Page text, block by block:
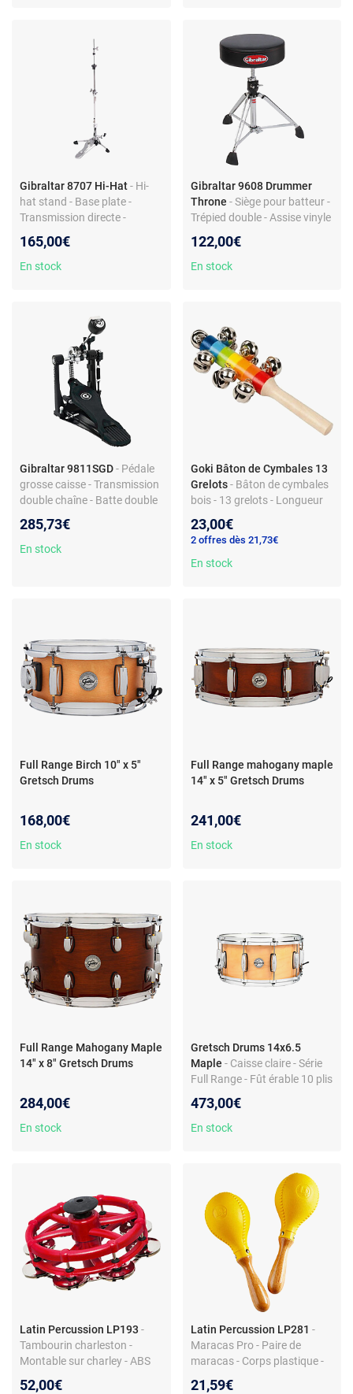
Gibraltar 8707 Hi-Hat- Hi-
hat stand - Base plate -
Transmission directe -
mm
165,00€
En stock
Gibraltar 9608 Drummer
Throne - Siège pour batteur -
Trépied double - Assise vinyle
122,00€
En stock
Gibraltar 9811SGD- Pédale
grosse caisse - Transmission
double chaîne - Batte double
285,73€
En stock
Goki Bâton de Cymbales 13
Grelots - Bâton de cymbales
bois - 13 grelots - Longueur
23,00€
2 offres dès 21,73€
En stock
Full Range Birch 10" x 5"
Gretsch Drums
168,00€
En stock
Full Range mahogany maple
14" x 5" Gretsch Drums
241,00€
En stock
Full Range Mahogany Maple
14" x 8" Gretsch Drums
284,00€
En stock
Gretsch Drums 14x6.5
Maple - Caisse claire - Série
Full Range - Fût érable 10 plis
473,00€
En stock
Latin Percussion LP193 -
Tambourin charleston -
Montable sur charley - ABS
52,00€
Latin Percussion LP281 -
Maracas Pro - Paire de
maracas - Corps plastique -
21,59€